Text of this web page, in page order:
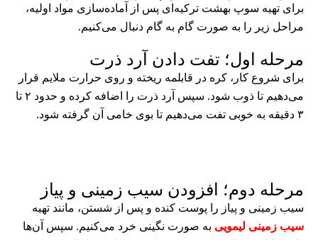
برای تهیه سوپ بهشت ترکیه‌ای پس از آماده‌سازی مواد اولیه،
مراحل زیر را به صورت گام به گام دنبال می‌کنیم.
مرحله اول؛ تفت دادن آرد ذرت
برای شروع کار، کره در قابلمه ریخته و روی حرارت ملایم قرار
می‌دهیم تا ذوب شود. سپس آرد ذرت را اضافه کرده و حدود ۲ تا
۳ دقیقه به خوبی تفت می‌دهیم تا بوی خامی آن گرفته شود.
مرحله دوم؛ افزودن سیب زمینی و پیاز
سیب زمینی و پیاز را پوست کنده و پس از شستن، مانند تهیه
سیب زمینی لیمویی به صورت نگینی خرد می‌کنیم. سپس آن‌ها